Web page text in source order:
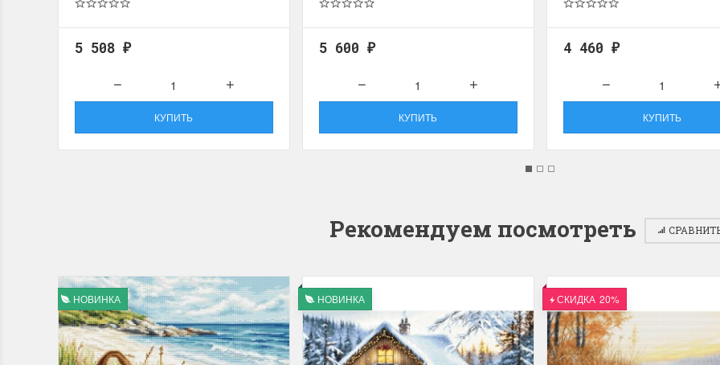
5 508 ₽
КУПИТЬ
5 600 ₽
КУПИТЬ
4 460 ₽
КУПИТЬ
Рекомендуем посмотреть
НОВИНКА НОВИНКА СКИДКА 20%